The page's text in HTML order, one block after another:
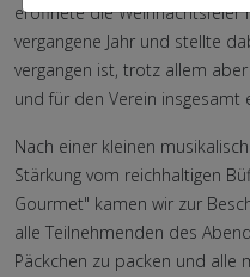
eröffnete die Weihnachtsfeier
vergangene Jahr und stellte
vergangen ist, trotz allem
und für den Verein insgesamt
Nach einer kleinen
Stärkung vom reichhaltigen
Gourmet" kamen wir zur
alle Teilnehmenden des
Päckchen zu packen und alle